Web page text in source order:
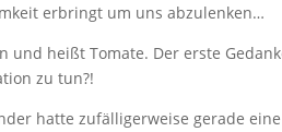
erbringt um uns abzulenken…
und heißt Tomate. Der erste
zu tun?!
hatte zufälligerweise gerade